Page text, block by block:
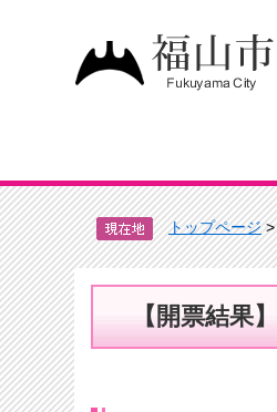
トップページ
【開票結果